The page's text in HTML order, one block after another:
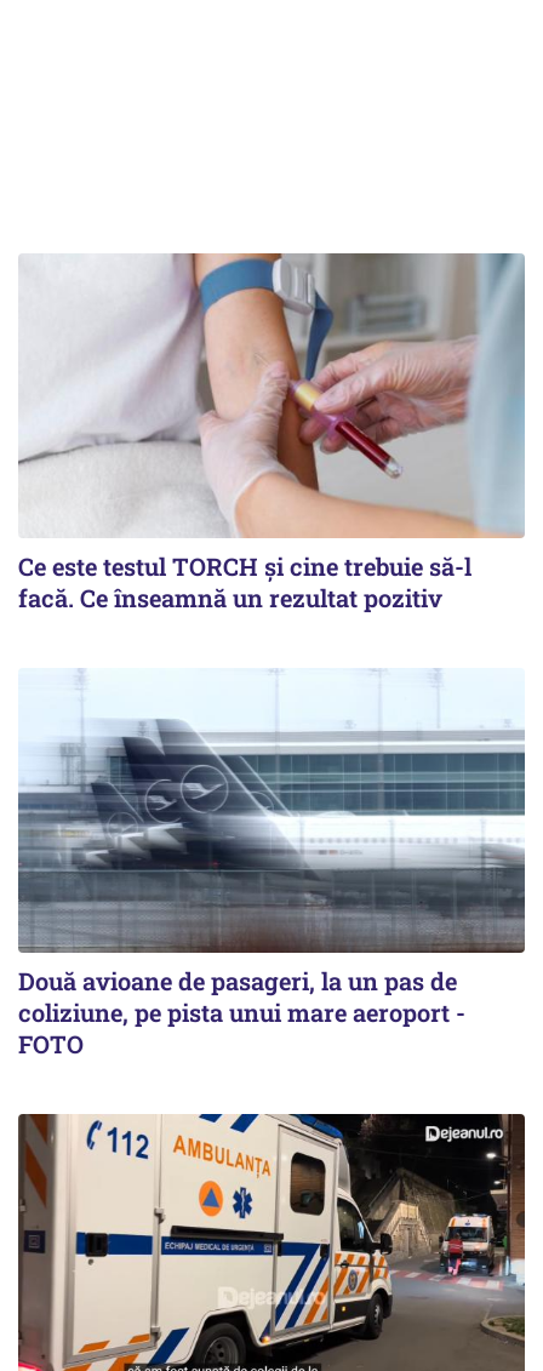
Ce este testul TORCH și cine trebuie să-l
facă. Ce înseamnă un rezultat pozitiv
Două avioane de pasageri, la un pas de
coliziune, pe pista unui mare aeroport -
FOTO